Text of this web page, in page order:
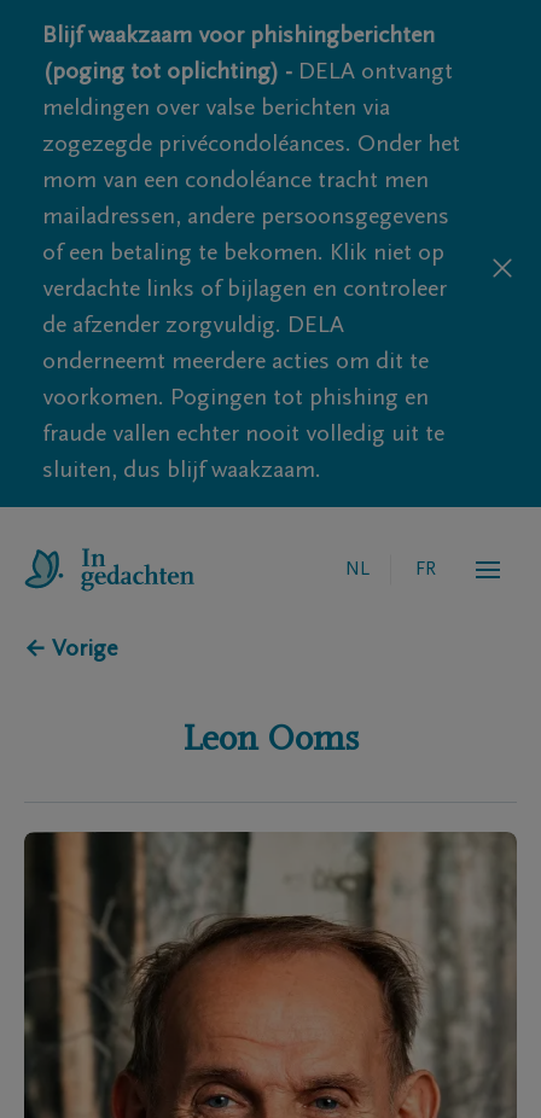
Blijf waakzaam voor phishingberichten
(poging tot oplichting) - DELA ontvangt
meldingen over valse berichten via
zogezegde privécondoléances. Onder het
mom van een condoléance tracht men
mailadressen, andere persoonsgegevens
of een betaling te bekomen. Klik niet op
verdachte links of bijlagen en controleer
de afzender zorgvuldig. DELA
onderneemt meerdere acties om dit te
voorkomen. Pogingen tot phishing en
fraude vallen echter nooit volledig uit te
sluiten, dus blijf waakzaam.
NL FR
← Vorige
Leon Ooms